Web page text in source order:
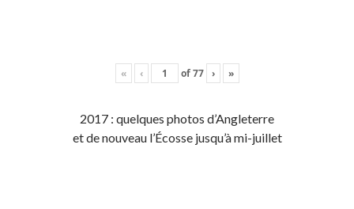
« ‹ of77 › »
2017 : quelques photos d’Angleterre
et de nouveau l’Écosse jusqu’à mi-juillet